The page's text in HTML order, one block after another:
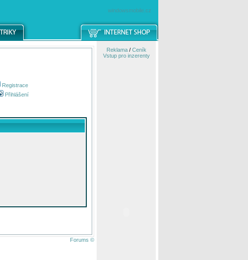
windowsmobile.cz
Registrace
Přihlášení
Forums ©
Reklama/ Ceník
Vstup pro inzerenty